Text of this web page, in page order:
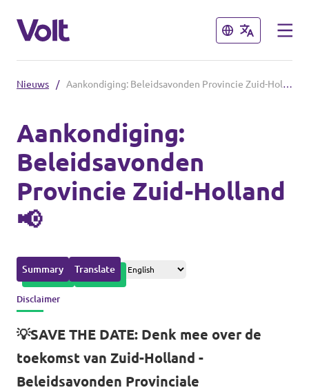
Sluiten
Overzicht fracties en communities
Fracties
Zuid-Holland
Delft
Rotterdam
Communities
Delft
Sluiten
Standpunten
Over Volt
Nieuws
Agenda
Nieuws / Aankondiging: Beleidsavonden Provincie Zuid-Holland 📢
Aankondiging:
Beleidsavonden
Provincie Zuid-Holland
📢
Summary Translate
Disclaimer
💡SAVE THE DATE: Denk mee over de
toekomst van Zuid-Holland -
Beleidsavonden Provinciale